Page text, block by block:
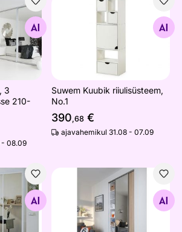
3 peegeluksega avasse 210-
3
210-
- 08.09
Suwem Kuubik
Otsi sarnaseid
Suwem Kuubik riiulisüsteem,
No.1
390,68 €
ajavahemikul 31.08 - 07.09
2 peegeluksega avasse 100-
Liuguksed Prestige, 1
Otsi sarnaseid